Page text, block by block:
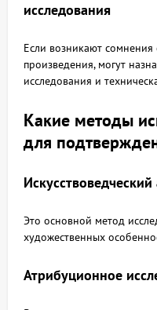
исследования
Если возникают
произведения, могут
исследования и
Какие методы
для
Искусствоведческий
Это основной метод
художественных
Атрибуционное